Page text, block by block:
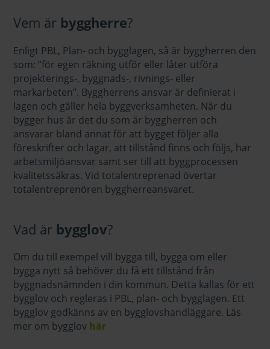
Vem är byggherre?
Enligt PBL, Plan- och bygglagen, så är byggherren den
som: ”för egen räkning utför eller låter utföra
projekterings-, byggnads-, rivnings- eller
markarbeten”. Byggherrens ansvar är definierat i
lagen och gäller hela byggverksamheten. När du
bygger hus är det du som är byggherren och
ansvarar bland annat för att bygget följer alla
föreskrifter och lagar, att tillstånd finns och följs, har
arbetsmiljöansvar samt ser till att byggprocessen
kvalitetssäkras. Vid totalentreprenad övertar
totalentreprenören byggherreansvaret.
Vad är bygglov?
Om du till exempel vill bygga till, bygga om eller
bygga nytt så behöver du få ett tillstånd från
byggnadsnämnden i din kommun. Detta kallas för ett
bygglov och regleras i PBL, plan- och bygglagen. Ett
bygglov godkänns av en bygglovshandläggare. Läs
mer om bygglov här